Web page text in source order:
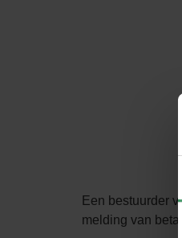
Een bestuurder
melding van